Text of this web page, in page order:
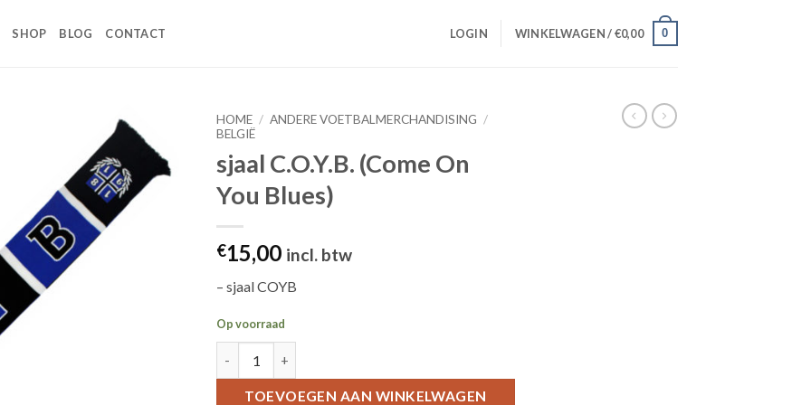
SHOP BLOG CONTACT LOGIN WINKELWAGEN /€0,00 0
Toevoegen
aan
wenslijst
HOME / ANDERE VOETBALMERCHANDISING /
BELGIË
sjaal C.O.Y.B. (Come On
You Blues)
€15,00 incl. btw
– sjaal COYB
Op voorraad
TOEVOEGEN AAN WINKELWAGEN